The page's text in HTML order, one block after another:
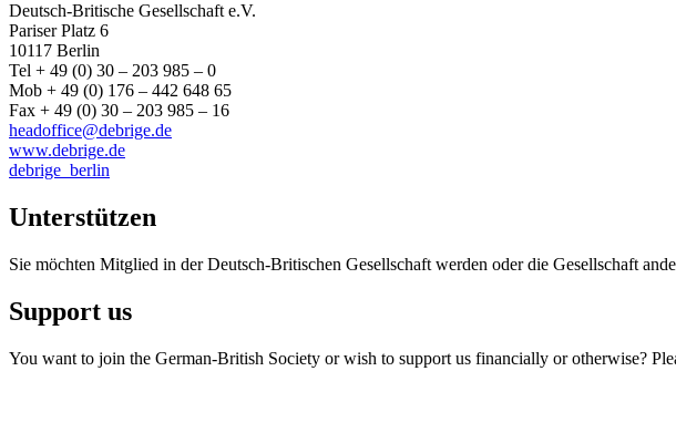
Deutsch-Britische Gesellschaft e.V.
Pariser Platz 6
10117 Berlin
Tel + 49 (0) 30 – 203 985 – 0
Mob + 49 (0) 176 – 442 648 65
Fax + 49 (0) 30 – 203 985 – 16
headoffice@debrige.de
www.debrige.de
debrige_berlin
Unterstützen
Sie möchten Mitglied in der Deutsch-Britischen Gesellschaft werden oder die Gesellschaft
Support us
You want to join the German-British Society or wish to support us financially or otherwise?